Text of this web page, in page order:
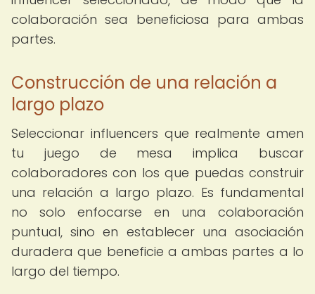
colaboración sea beneficiosa para ambas
partes.
Construcción de una relación a
largo plazo
Seleccionar influencers que realmente amen
tu juego de mesa implica buscar
colaboradores con los que puedas construir
una relación a largo plazo. Es fundamental
no solo enfocarse en una colaboración
puntual, sino en establecer una asociación
duradera que beneficie a ambas partes a lo
largo del tiempo.